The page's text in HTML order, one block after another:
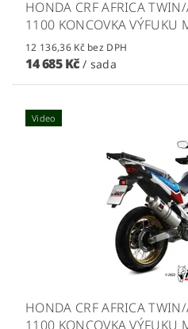
HONDA CRF AFRICA
1100 KONCOVKA VÝFUKU
12 136,36 Kč bez DPH
14 685 Kč/ sada
Video
HONDA CRF AFRICA
1100 KONCOVKA VÝFUKU